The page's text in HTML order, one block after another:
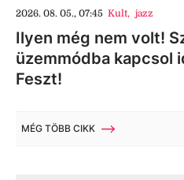
2026. 08. 05., 07:45 Kult, jazz
Ilyen még nem volt!
üzemmódba kapcsol
Feszt!
MÉG TÖBB CIKK